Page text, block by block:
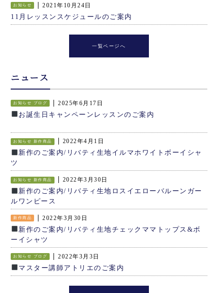
お知らせ 2021年10月24日
11月レッスンスケジュールのご案内
一覧ページへ
ニュース
お知らせ ブログ 2025年6月17日
お誕生日キャンペーンレッスンのご案内
お知らせ 新作商品 2022年4月1日
新作のご案内/リバティ生地イルマホワイトボーイシャ
ツ
お知らせ 新作商品 2022年3月30日
新作のご案内/リバティ生地ロスイエローバルーンガー
ルワンピース
新作商品 2022年3月30日
新作のご案内/リバティ生地チェックママトップス&ボ
ーイシャツ
お知らせ ブログ 2022年3月3日
マスター講師アトリエのご案内